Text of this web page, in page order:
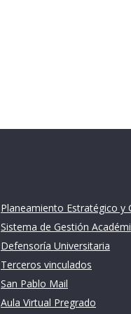
Planeamiento Estratégico y
Sistema de Gestión
Defensoría Universitaria
Terceros vinculados
San Pablo Mail
Aula Virtual Pregrado